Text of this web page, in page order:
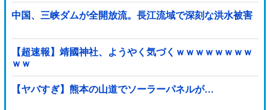
中国、三峡ダムが全開放流。長江流域で深刻な洪水被害
【超速報】靖國神社、ようやく気づくｗｗｗｗｗｗｗｗ
ｗｗ
【ヤバすぎ】熊本の山道でソーラーパネルが…